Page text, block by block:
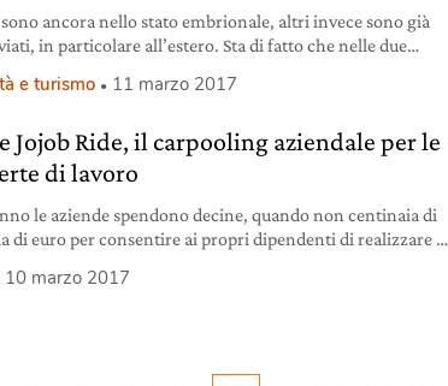
ancora nello stato embrionale, altri invece sono già
in particolare all’estero. Sta di fatto che nelle due
nuovi servizi dedicati alla mobilità sostenibile. Se il car
in crescita,
e turismo 11 marzo 2017
Jojob Ride, il carpooling aziendale per le
di lavoro
le aziende spendono decine, quando non centinaia di
di euro per consentire ai propri dipendenti di realizzare le
tanto sulle casse delle imprese quanto sull’ambiente.
10 marzo 2017